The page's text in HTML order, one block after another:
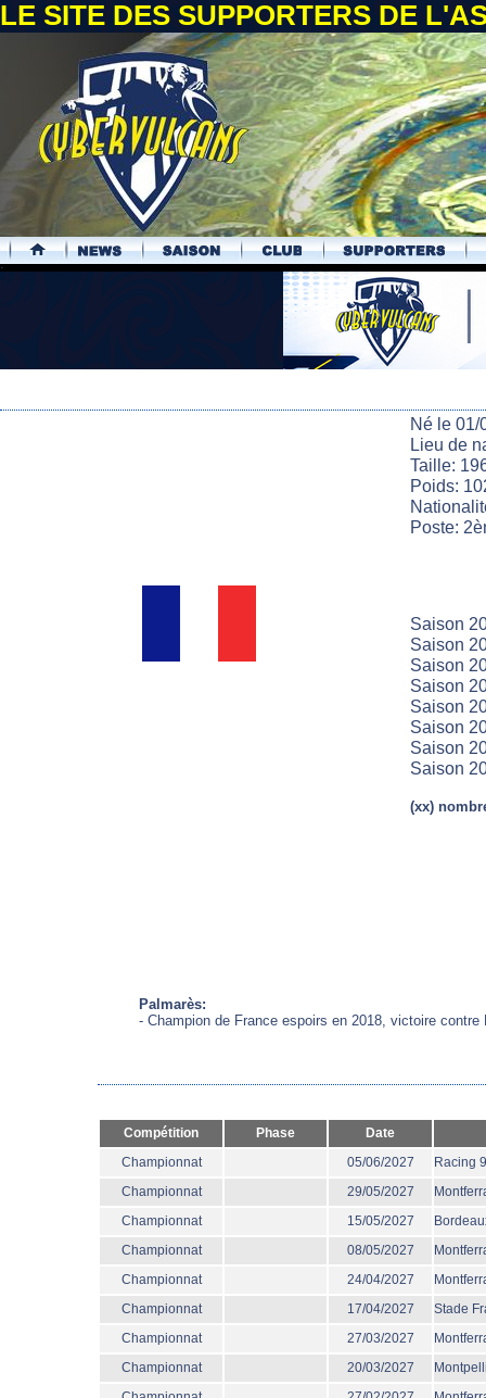
LE SITE DES SUPPORTERS DE
.
Né le 01/
Lieu de
Taille:
Poids:
Poste:
Saison
Saison
Saison
Saison
Saison
Saison
Saison
Saison
(xx)
Palmarès:
- Champion de France espoirs en 2018, victoire contre
Compétition Phase
Date
Championnat
05/06/2027
Racing
Championnat
29/05/2027
Championnat
15/05/2027
Championnat
08/05/2027
Championnat
24/04/2027
Championnat
17/04/2027
Stade
Championnat
27/03/2027
Championnat
20/03/2027